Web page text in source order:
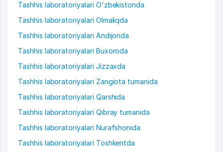
Tashhis laboratoriyalari O'zbekistonda
Tashhis laboratoriyalari Olmaliqda
Tashhis laboratoriyalari Andijonda
Tashhis laboratoriyalari Buxoroda
Tashhis laboratoriyalari Jizzaxda
Tashhis laboratoriyalari Zangiota tumanida
Tashhis laboratoriyalari Qarshida
Tashhis laboratoriyalari Qibray tumanida
Tashhis laboratoriyalari Nurafshonida
Tashhis laboratoriyalari Toshkentda